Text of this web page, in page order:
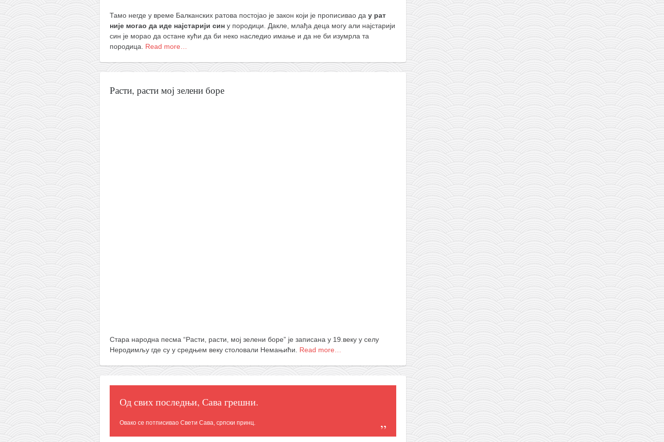
Тамо негде у време Балканских ратова постојао је закон који је прописивао да у рат
није могао да иде најстарији син у породици. Дакле, млађа деца могу али најстарији
син је морао да остане кући да би неко наследио имање и да не би изумрла та
породица. Read more…
Расти, расти мој зелени боре
Стара народна песма “Расти, расти, мој зелени боре” је записана у 19.веку у селу
Неродимљу где су у средњем веку столовали Немањићи. Read more…
Од свих последњи, Сава грешни.
Овако се потписивао Свети Сава, српски принц.